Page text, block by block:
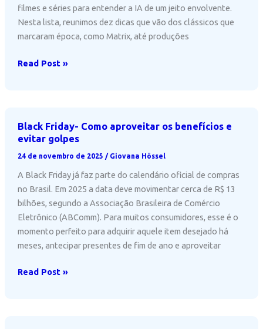
filmes e séries para entender a IA de um jeito envolvente.
Nesta lista, reunimos dez dicas que vão dos clássicos que
marcaram época, como Matrix, até produções
10
IA
você
precisa
assistir
Read Post »
Black Friday- Como aproveitar os benefícios e
evitar golpes
24 de novembro de 2025 / Giovana Hössel
A Black Friday já faz parte do calendário oficial de compras
no Brasil. Em 2025 a data deve movimentar cerca de R$ 13
bilhões, segundo a Associação Brasileira de Comércio
Eletrônico (ABComm). Para muitos consumidores, esse é o
momento perfeito para adquirir aquele item desejado há
meses, antecipar presentes de fim de ano e aproveitar
Black
Read Post »